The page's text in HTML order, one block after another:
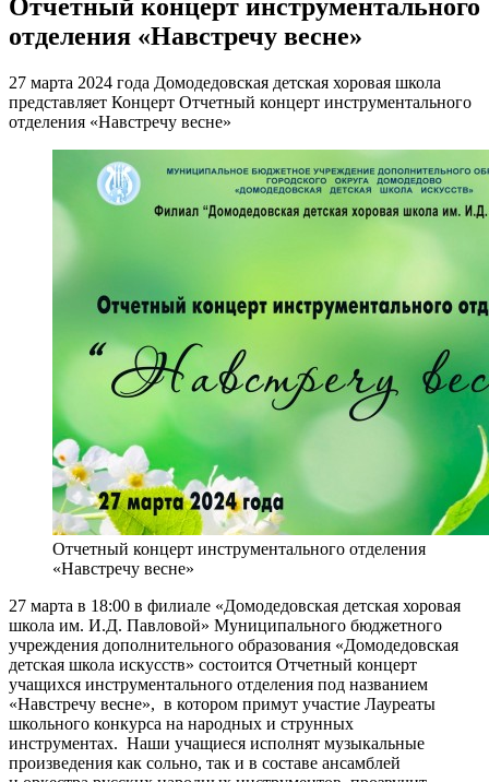
Отчетный концерт инструментального
отделения «Навстречу весне»
27 марта 2024 года Домодедовская детская хоровая школа
представляет Концерт Отчетный концерт инструментального
отделения «Навстречу весне»
Отчетный концерт инструментального отделения
«Навстречу весне»
27 марта в 18:00 в филиале «Домодедовская детская хоровая
школа им. И.Д. Павловой» Муниципального бюджетного
учреждения дополнительного образования «Домодедовская
детская школа искусств» состоится Отчетный концерт
учащихся инструментального отделения под названием
«Навстречу весне», в котором примут участие Лауреаты
школьного конкурса на народных и струнных
инструментах. Наши учащиеся исполнят музыкальные
произведения как сольно, так и в составе ансамблей